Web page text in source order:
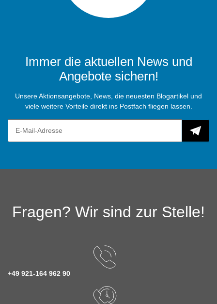
Immer die aktuellen News und
Angebote sichern!
Unsere Aktionsangebote, News, die neuesten Blogartikel und
viele weitere Vorteile direkt ins Postfach fliegen lassen.
Fragen? Wir sind zur Stelle!
+49 921-164 962 90